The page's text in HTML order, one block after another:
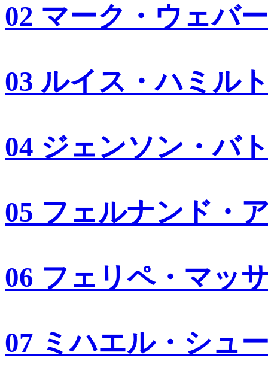
02 マーク・ウェバー
03 ルイス・ハミル
04 ジェンソン・バ
05 フェルナンド・
06 フェリペ・マッ
07 ミハエル・シュ